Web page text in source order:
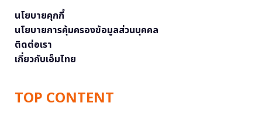
นโยบายคุกกี้
นโยบายการคุ้มครองข้อมูลส่วนบุคคล
ติดต่อเรา
เกี่ยวกับเอ็มไทย
TOP CONTENT